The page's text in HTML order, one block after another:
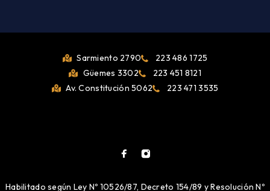
Sarmiento 2790
223 486 1725
Güemes 3302
223 451 8121
Av. Constitución 5062
223 471 3535
Habilitado según Ley Nº 10526/87, Decreto 154/89 y Resolución Nº